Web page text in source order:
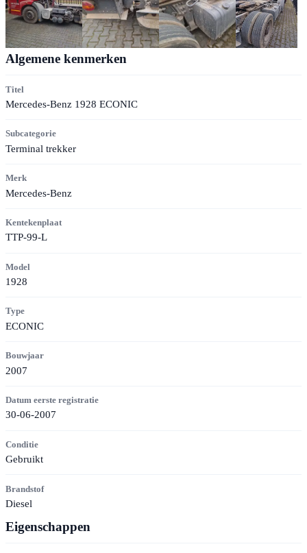
Algemene kenmerken
Titel
Mercedes-Benz 1928 ECONIC
Subcategorie
Terminal trekker
Merk
Mercedes-Benz
Kentekenplaat
TTP-99-L
Model
1928
Type
ECONIC
Bouwjaar
2007
Datum eerste registratie
30-06-2007
Conditie
Gebruikt
Brandstof
Diesel
Eigenschappen